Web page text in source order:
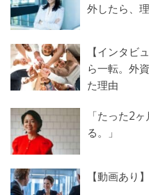
外したら、
【インタビ
ら一転。外
た理由
「たった2
る。」
【動画あり